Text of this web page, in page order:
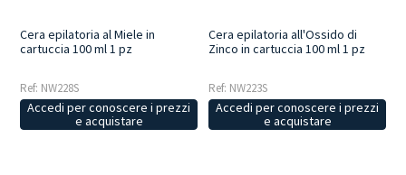
Cera epilatoria al Miele in
cartuccia 100 ml 1 pz
Ref: NW228S
Accedi per conoscere i prezzi
e acquistare
Cera epilatoria all'Ossido di
Zinco in cartuccia 100 ml 1 pz
Ref: NW223S
Accedi per conoscere i prezzi
e acquistare